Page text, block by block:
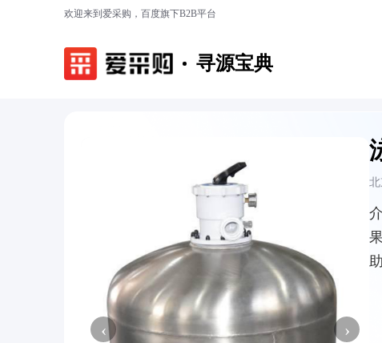
欢迎来到爱采购，百度旗下B2B平台
寻源宝典
‹ ›